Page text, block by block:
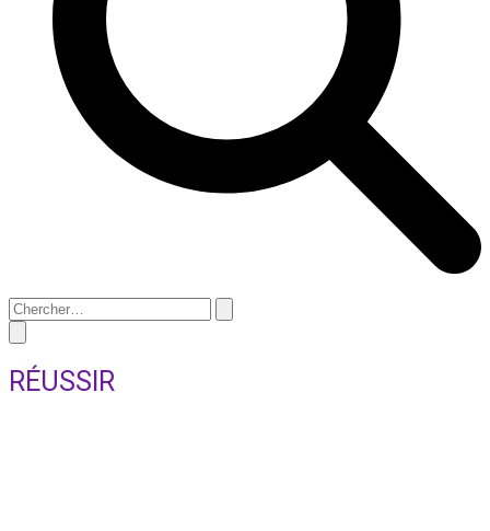
Search
Close
search
RÉUSSIR